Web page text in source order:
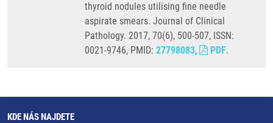
thyroid nodules utilising fine needle
aspirate smears. Journal of Clinical
Pathology. 2017, 70(6), 500-507, ISSN:
0021-9746, PMID: 27798083, PDF.
KDE NÁS NAJDETE